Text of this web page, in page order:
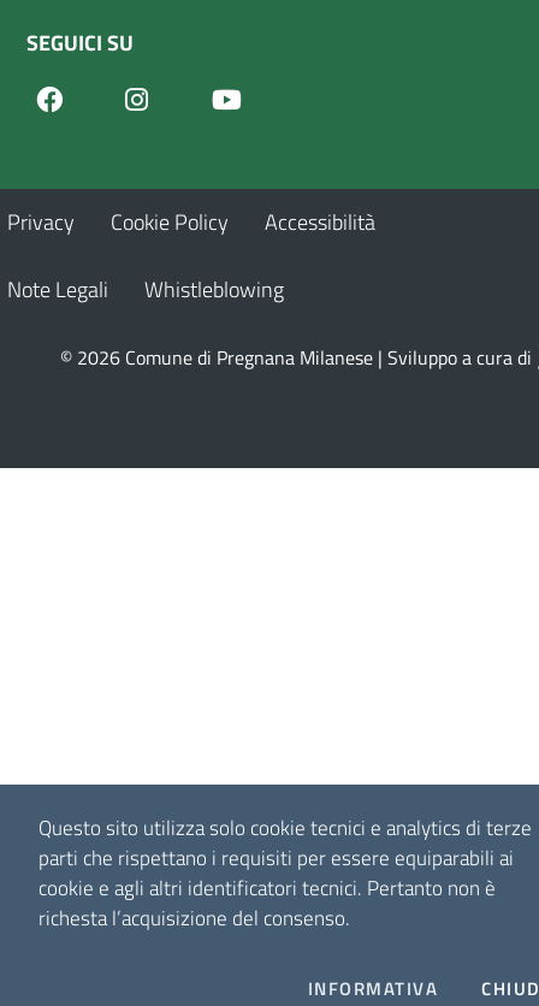
Questo sito utilizza solo cookie tecnici e analytics di terze
parti che rispettano i requisiti per essere equiparabili ai
cookie e agli altri identificatori tecnici. Pertanto non è
richesta l’acquisizione del consenso.
INFORMATIVA
SEGUICI SU
FacebookInstagram
Privacy Cookie Policy Accessibilità
Note Legali Whistleblowing
© 2026 Comune di Pregnana Milanese | Sviluppo a cura di